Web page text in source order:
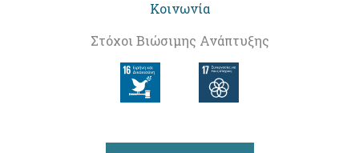
Κοινωνία
Στόχοι Βιώσιμης Ανάπτυξης